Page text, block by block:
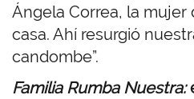
Ángela Correa, la mujer
casa. Ahí resurgió
candombe”.
Familia Rumba Nuestra: